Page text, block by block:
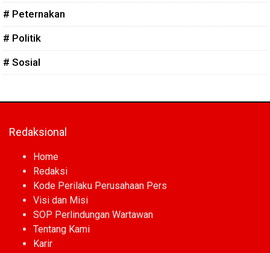
# Peternakan
# Politik
# Sosial
Redaksional
Home
Redaksi
Kode Perilaku Perusahaan Pers
Visi dan Misi
SOP Perlindungan Wartawan
Tentang Kami
Karir